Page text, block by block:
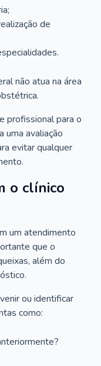
de
não atua na área
profissional para o
uma avaliação
evitar qualquer
o clínico
um atendimento
que o
além do
ou identificar
como: